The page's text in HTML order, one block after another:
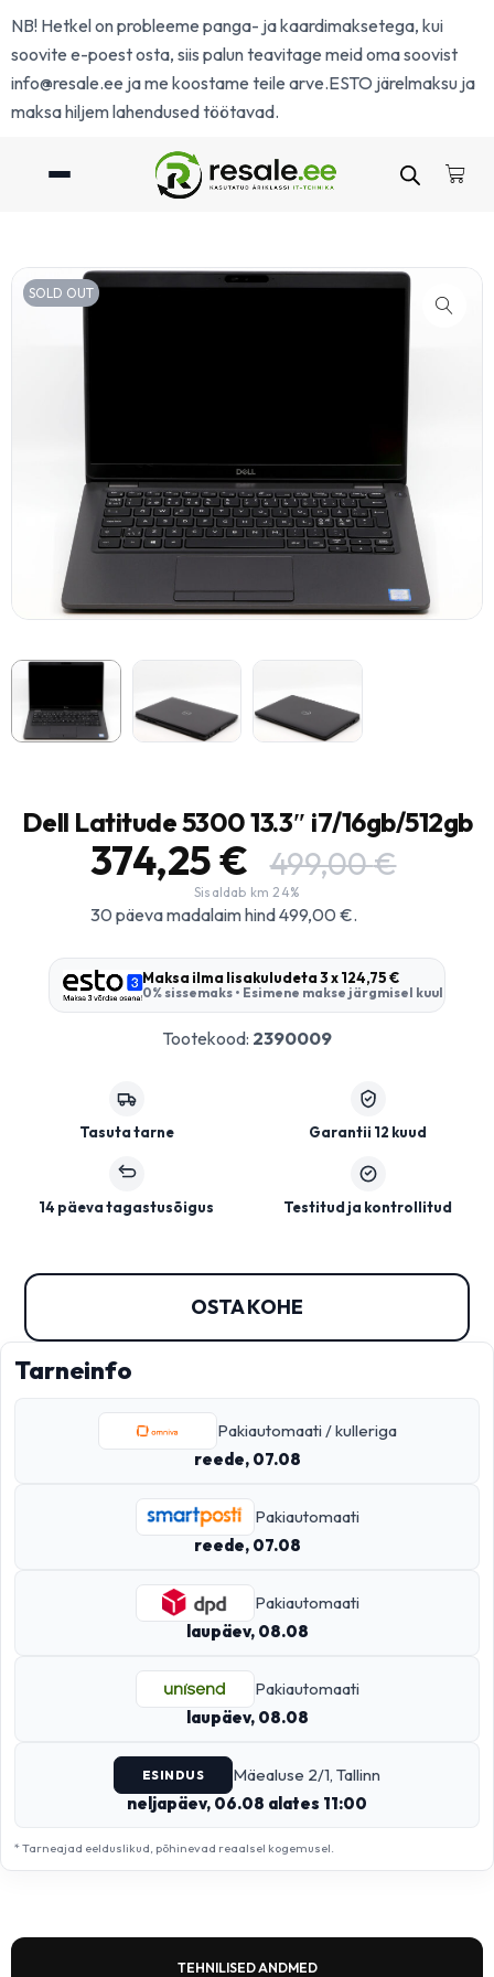
NB! Hetkel on probleeme panga- ja kaardimaksetega, kui
soovite e-poest osta, siis palun teavitage meid oma soovist
info@resale.ee ja me koostame teile arve.ESTO järelmaksu ja
maksa hiljem lahendused töötavad.
SOLD OUT
Dell Latitude 5300 13.3″ i7/16gb/512gb
499,00€
374,25€
30 päeva madalaim hind499,00 €.
Maksa ilma lisakuludeta3 x 124,75 €
0% sissemaks • Esimene makse järgmisel kuul
Tootekood: 2390009
Tasuta tarne Garantii 12 kuud
14 päeva tagastusõigus Testitud ja kontrollitud
OSTA KOHE
Tarneinfo
Pakiautomaati / kulleriga
reede, 07.08
Pakiautomaati
reede, 07.08
Pakiautomaati
laupäev, 08.08
Pakiautomaati
laupäev, 08.08
ESINDUS
Mäealuse 2/1, Tallinn
neljapäev, 06.08 alates 11:00
* Tarneajad eelduslikud, põhinevad reaalsel kogemusel.
TEHNILISED ANDMED